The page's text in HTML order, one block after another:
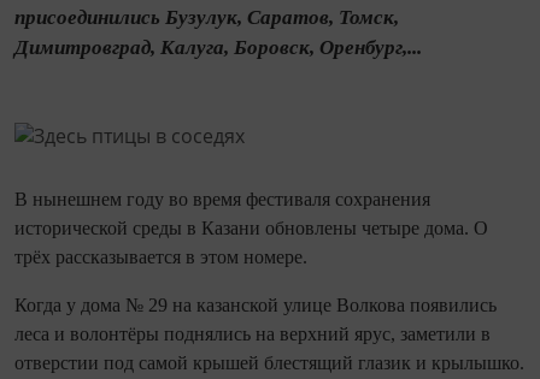
присоединились Бузулук, Саратов, Томск,
Димитровград, Калуга, Боровск, Оренбург,...
В нынешнем году во время фестиваля сохранения
исторической среды в Казани обновлены четыре дома. О
трёх рассказывается в этом номере.
Ко­гда у дома № 29 на казанской улице Волкова появились
леса и волонтёры поднялись на верхний ярус, заметили в
отверстии под самой крышей блестящий глазик и крылышко.